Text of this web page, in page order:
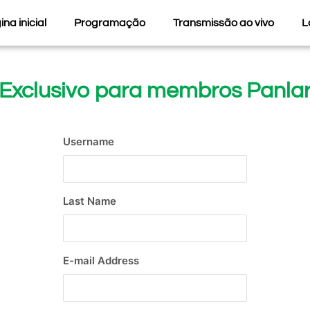
inicial Programação Transmissão ao vivo
para membros
Username
Last Name
E-mail Address